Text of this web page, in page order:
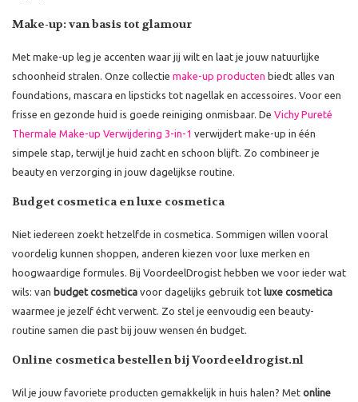
Make-up: van basis tot glamour
Met make-up leg je accenten waar jij wilt en laat je jouw natuurlijke
schoonheid stralen. Onze collectie make-up producten biedt alles van
foundations, mascara en lipsticks tot nagellak en accessoires. Voor een
frisse en gezonde huid is goede reiniging onmisbaar. De Vichy Pureté
Thermale Make-up Verwijdering 3-in-1 verwijdert make-up in één
simpele stap, terwijl je huid zacht en schoon blijft. Zo combineer je
beauty en verzorging in jouw dagelijkse routine.
Budget cosmetica en luxe cosmetica
Niet iedereen zoekt hetzelfde in cosmetica. Sommigen willen vooral
voordelig kunnen shoppen, anderen kiezen voor luxe merken en
hoogwaardige formules. Bij VoordeelDrogist hebben we voor ieder wat
wils: van budget cosmetica voor dagelijks gebruik tot luxe cosmetica
waarmee je jezelf écht verwent. Zo stel je eenvoudig een beauty-
routine samen die past bij jouw wensen én budget.
Online cosmetica bestellen bij Voordeeldrogist.nl
Wil je jouw favoriete producten gemakkelijk in huis halen? Met online